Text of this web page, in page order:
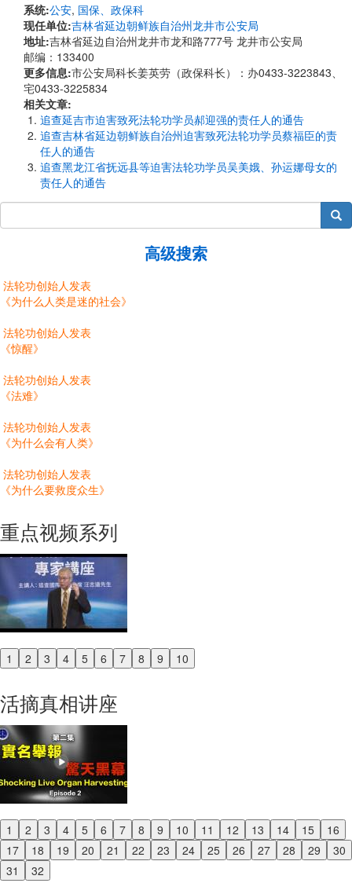
系统:公安, 国保、政保科
现任单位:吉林省延边朝鲜族自治州龙井市公安局
地址:吉林省延边自治州龙井市龙和路777号 龙井市公安局
邮编：133400
更多信息:市公安局科长姜英劳（政保科长）：办0433-3223843、
宅0433-3225834
相关文章:
追查延吉市迫害致死法轮功学员郝迎强的责任人的通告
追查吉林省延边朝鲜族自治州迫害致死法轮功学员蔡福臣的责
任人的通告
追查黑龙江省抚远县等迫害法轮功学员吴美娥、孙运娜母女的
责任人的通告
搜索
高级搜索
法轮功创始人发表
《为什么人类是迷的社会》
法轮功创始人发表
《惊醒》
法轮功创始人发表
《法难》
法轮功创始人发表
《为什么会有人类》
法轮功创始人发表
《为什么要救度众生》
重点视频系列
1 2 3 4 5 6 7 8 9 10
Previous
活摘真相讲座
1 2 3 4 5 6 7 8 9 10 11 12 13 14 15
16
17
18 19 20 21 22 23 24 25 26 27 28 29
30
31
32
Previous
Next